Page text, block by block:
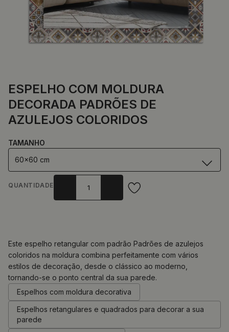
ESPELHO COM MOLDURA
DECORADA PADRÕES DE
AZULEJOS COLORIDOS
TAMANHO
60x60 cm
QUANTIDADE
0.00 €
Este espelho retangular com padrão Padrões de azulejos
coloridos na moldura combina perfeitamente com vários
estilos de decoração, desde o clássico ao moderno,
tornando-se o ponto central da sua parede.
Espelhos com moldura decorativa
Espelhos retangulares e quadrados para decorar a sua
parede